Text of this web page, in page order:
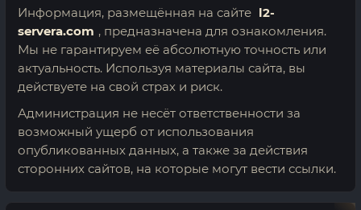
Информация, размещённая на сайте l2-
servera.com , предназначена для ознакомления.
Мы не гарантируем её абсолютную точность или
актуальность. Используя материалы сайта, вы
действуете на свой страх и риск.
Администрация не несёт ответственности за
возможный ущерб от использования
опубликованных данных, а также за действия
сторонних сайтов, на которые могут вести ссылки.